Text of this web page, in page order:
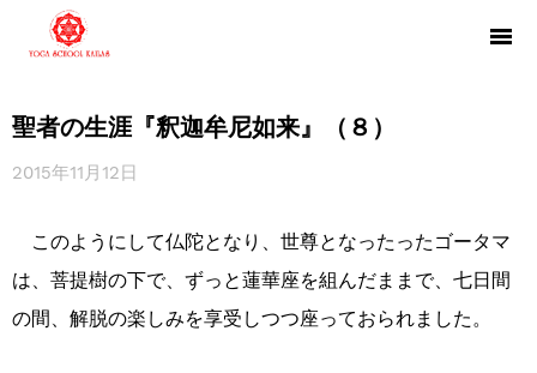
聖者の生涯『釈迦牟尼如来』（８）
2015年11月12日
このようにして仏陀となり、世尊となったったゴータマ
は、菩提樹の下で、ずっと蓮華座を組んだままで、七日間
の間、解脱の楽しみを享受しつつ座っておられました。